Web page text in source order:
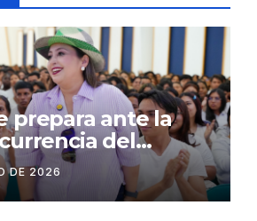
prepara ante la
del
de El Niño:
capacita a
DE 2026